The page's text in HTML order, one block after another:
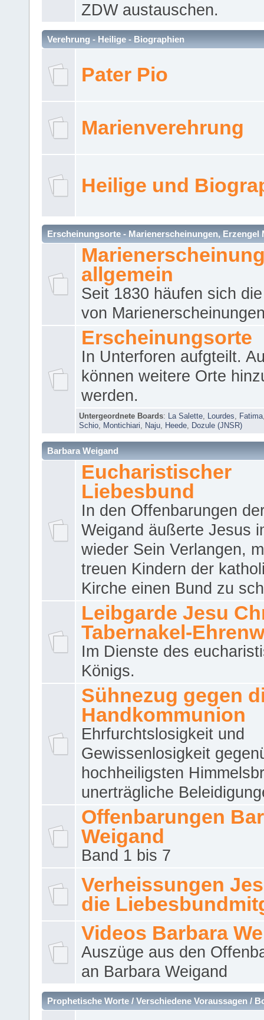
ZDW austauschen.
Verehrung - Heilige - Biographien
Pater Pio
Marienverehrung
Heilige und
Erscheinungsorte - Marienerscheinungen, Erzengel
allgemein
Seit 1830 häufen sich
von
Erscheinungsorte
In Unterforen aufgteilt.
können weitere Orte
werden.
Untergeordnete Boards: La Salette Lourdes Fatima
Schio
Montichiari Naju Heede Dozule (JNSR)
Barbara Weigand
Eucharistischer
Liebesbund
In den Offenbarungen
Weigand äußerte Jesus
wieder Sein Verlangen,
treuen Kindern der
Kirche einen Bund zu
Leibgarde Jesu
Tabernakel-
Im Dienste des
Königs.
Sühnezug gegen
Handkommunion
Ehrfurchtslosigkeit und
Gewissenlosigkeit
hochheiligsten
unerträgliche
Offenbarungen
Weigand
Band 1 bis 7
Verheissungen
die
Videos Barbara
Auszüge aus den
an Barbara Weigand
Prophetische Worte / Verschiedene Voraussagen /